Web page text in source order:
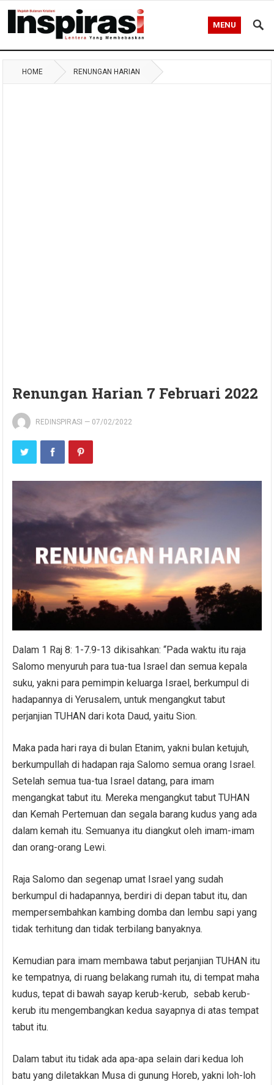
MENU
HOME RENUNGAN HARIAN
Renungan Harian 7 Februari 2022
REDINSPIRASI — 07/02/2022
Dalam 1 Raj 8: 1-7.9-13 dikisahkan: “Pada waktu itu raja
Salomo menyuruh para tua-tua Israel dan semua kepala
suku, yakni para pemimpin keluarga Israel, berkumpul di
hadapannya di Yerusalem, untuk mengangkut tabut
perjanjian TUHAN dari kota Daud, yaitu Sion.
Maka pada hari raya di bulan Etanim, yakni bulan ketujuh,
berkumpullah di hadapan raja Salomo semua orang Israel.
Setelah semua tua-tua Israel datang, para imam
mengangkat tabut itu. Mereka mengangkut tabut TUHAN
dan Kemah Pertemuan dan segala barang kudus yang ada
dalam kemah itu. Semuanya itu diangkut oleh imam-imam
dan orang-orang Lewi.
Raja Salomo dan segenap umat Israel yang sudah
berkumpul di hadapannya, berdiri di depan tabut itu, dan
mempersembahkan kambing domba dan lembu sapi yang
tidak terhitung dan tidak terbilang banyaknya.
Kemudian para imam membawa tabut perjanjian TUHAN itu
ke tempatnya, di ruang belakang rumah itu, di tempat maha
kudus, tepat di bawah sayap kerub-kerub, sebab kerub-
kerub itu mengembangkan kedua sayapnya di atas tempat
tabut itu.
Dalam tabut itu tidak ada apa-apa selain dari kedua loh
batu yang diletakkan Musa di gunung Horeb, yakni loh-loh